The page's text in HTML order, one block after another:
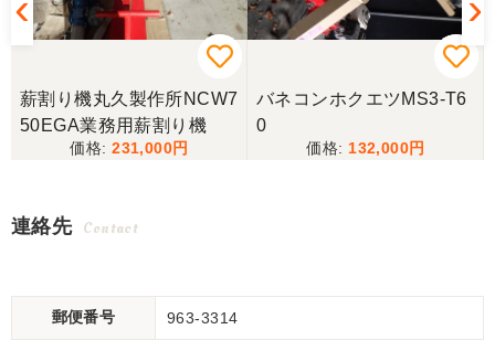
薪割り機丸久製作所NCW7
50EGA業務用薪割り機
231,000
バネコンホクエツMS3-T6
0
132,000
連絡先 Contact
郵便番号 963-3314